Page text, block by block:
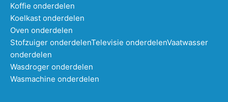
Koffie onderdelen
Koelkast onderdelen
Oven onderdelen
Stofzuiger onderdelenTelevisie onderdelenVaatwasser
onderdelen
Wasdroger onderdelen
Wasmachine onderdelen